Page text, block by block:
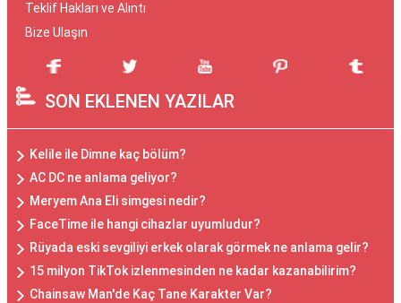
Teklif Hakları ve Alıntı
Bize Ulaşın
SON EKLENEN YAZILAR
Kelile ile Dimne kaç bölüm?
AC DC ne anlama geliyor?
Meryem Ana Eli simgesi nedir?
FaceTime ile hangi cihazlar uyumludur?
Rüyada eski sevgiliyi erkek olarak görmek ne anlama gelir?
15 milyon TikTok izlenmesinden ne kadar kazanabilirim?
Chainsaw Man'de Kaç Tane Karakter Var?